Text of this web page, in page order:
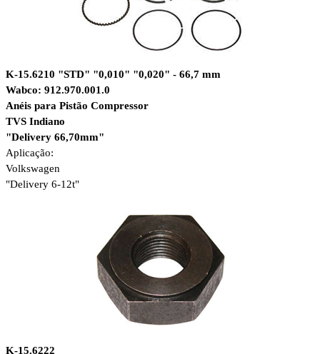
K-15.6210 "STD" "0,010" "0,020" - 66,7 mm
Wabco: 912.970.001.0
Anéis para Pistão Compressor
TVS Indiano
"Delivery 66,70mm"
Aplicação:
Volkswagen
"Delivery 6-12t"
K-15.6222